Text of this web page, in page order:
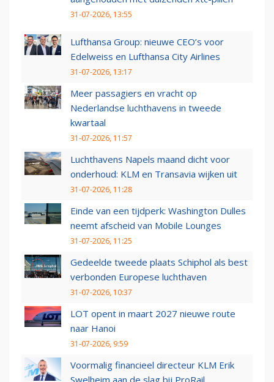
31-07-2026, 13:55
Lufthansa Group: nieuwe CEO’s voor
Edelweiss en Lufthansa City Airlines
31-07-2026, 13:17
Meer passagiers en vracht op
Nederlandse luchthavens in tweede
kwartaal
31-07-2026, 11:57
Luchthavens Napels maand dicht voor
onderhoud: KLM en Transavia wijken uit
31-07-2026, 11:28
Einde van een tijdperk: Washington Dulles
neemt afscheid van Mobile Lounges
31-07-2026, 11:25
Gedeelde tweede plaats Schiphol als best
verbonden Europese luchthaven
31-07-2026, 10:37
LOT opent in maart 2027 nieuwe route
naar Hanoi
31-07-2026, 9:59
Voormalig financieel directeur KLM Erik